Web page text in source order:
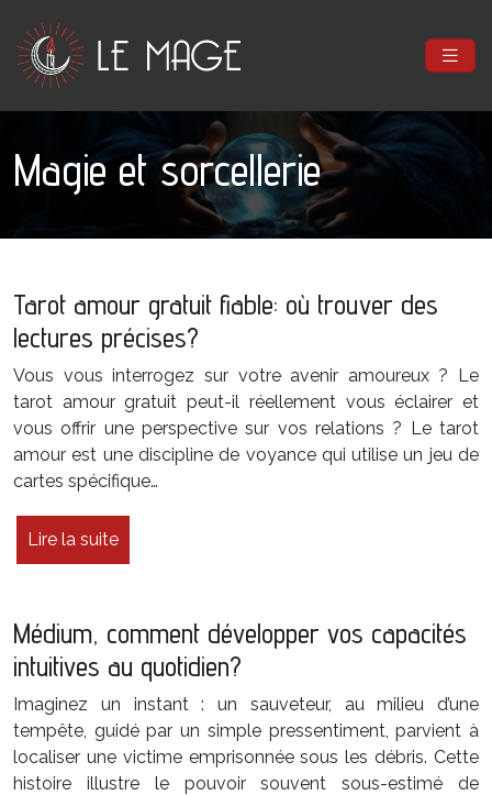
Magie et sorcellerie
Tarot amour gratuit fiable: où trouver des
lectures précises?
Vous vous interrogez sur votre avenir amoureux ? Le
tarot amour gratuit peut-il réellement vous éclairer et
vous offrir une perspective sur vos relations ? Le tarot
amour est une discipline de voyance qui utilise un jeu de
cartes spécifique…
Lire la suite
Médium, comment développer vos capacités
intuitives au quotidien?
Imaginez un instant : un sauveteur, au milieu d’une
tempête, guidé par un simple pressentiment, parvient à
localiser une victime emprisonnée sous les débris. Cette
histoire illustre le pouvoir souvent sous-estimé de